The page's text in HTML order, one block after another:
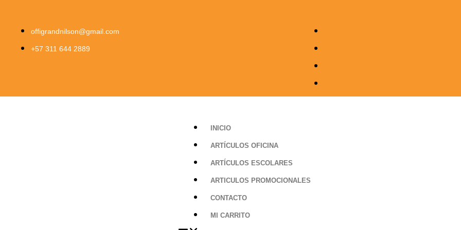
offigrandnilson@gmail.com
+57 311 644 2889
INICIO
ARTÍCULOS OFICINA
ARTÍCULOS ESCOLARES
ARTICULOS PROMOCIONALES
CONTACTO
MI CARRITO